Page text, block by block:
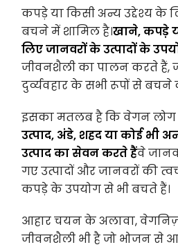
कपड़े या किसी अन्य उद्देश्य के
बचने में शामिल है।खाने, कपड़े
लिए जानवरों के उत्पादों के
जीवनशैली का पालन करते हैं,
दुर्व्यवहार के सभी रूपों से
इसका मतलब है कि वेगन लोग
उत्पाद, अंडे, शहद या कोई भी
उत्पाद का सेवन करते हैंवे
गए उत्पादों और जानवरों की
कपड़े के उपयोग से भी बचते हैं।
आहार चयन के अलावा,
जीवनशैली भी है जो भोजन से